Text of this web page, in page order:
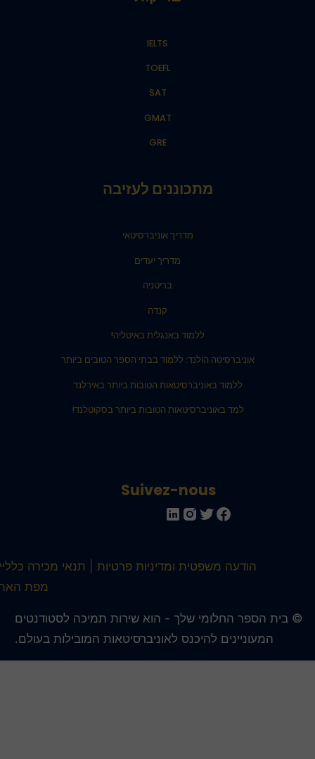
IELTS
TOEFL
SAT
GMAT
GRE
מתכוננים לעזיבה
מדריך אוניברסיטאי
מדריך יעדים
בריטניה
קנדה
ללמוד באנגלית באיטליה!
אוניברסיטה הולנד: ללמוד בבתי הספר הטובים ביותר
ללמוד באוניברסיטאות הטובות ביותר באירלנד
למד באוניברסיטאות הטובות ביותר בסקוטלנד!
Suivez-nous
הודעה משפטית ומדיניות פרטיות
תנאי מכירה כלליים
מפת האתר
בית הספר החלומי שלך - הוא שירות תמיכה לסטודנטים
המעוניינים להיכנס לאוניברסיטאות המובילות בעולם.